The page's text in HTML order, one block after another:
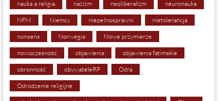
nauka a religia nazizm neoliberalizm neuronauka
NFM Niemcy niepełnosprawni nietolerancja
nonsens Norwegia Nowe przymierze
nowoczesność objawienia objawienia fatimskie
obronność obywateleRP Odra
Odrodzenie religijne